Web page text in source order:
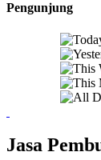
Pengunjung
Jasa